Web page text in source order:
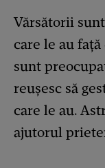
Vărsătorii
care le au
sunt
reușesc să
care le au.
ajutorul